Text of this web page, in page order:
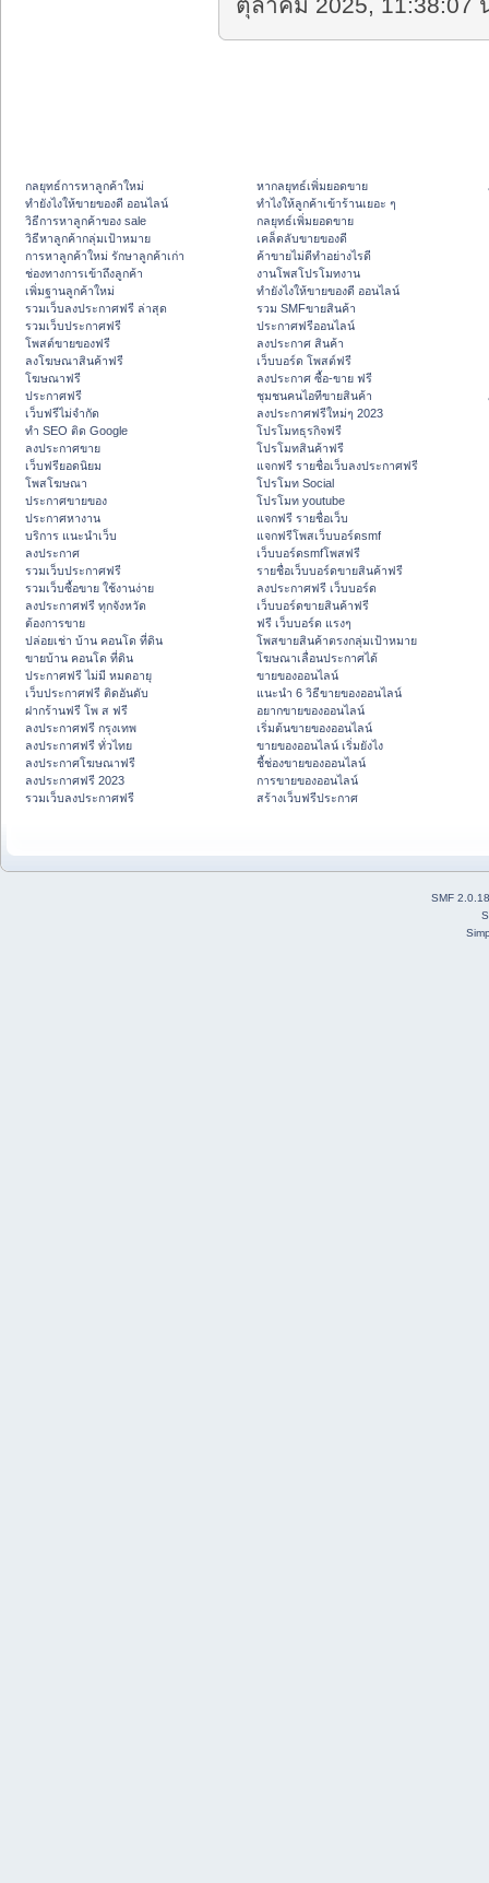
ตุลาคม 2025, 11:38:07
กลยุทธ์การหาลูกค้าใหม่
ทํายังไงให้ขายของดี ออนไลน์
วิธีการหาลูกค้าของ sale
วิธีหาลูกค้ากลุ่มเป้าหมาย
การหาลูกค้าใหม่ รักษาลูกค้าเก่า
ช่องทางการเข้าถึงลูกค้า
เพิ่มฐานลูกค้าใหม่
รวมเว็บลงประกาศฟรี ล่าสุด
รวมเว็บประกาศฟรี
โพสต์ขายของฟรี
ลงโฆษณาสินค้าฟรี
โฆษณาฟรี
ประกาศฟรี
เว็บฟรีไม่จำกัด
ทำ SEO ติด Google
ลงประกาศขาย
เว็บฟรียอดนิยม
โพสโฆษณา
ประกาศขายของ
ประกาศหางาน
บริการ แนะนำเว็บ
ลงประกาศ
รวมเว็บประกาศฟรี
รวมเว็บซื้อขาย ใช้งานง่าย
ลงประกาศฟรี ทุกจังหวัด
ต้องการขาย
ปล่อยเช่า บ้าน คอนโด ที่ดิน
ขายบ้าน คอนโด ที่ดิน
ประกาศฟรี ไม่มี หมดอายุ
เว็บประกาศฟรี ติดอันดับ
ฝากร้านฟรี โพ ส ฟรี
ลงประกาศฟรี กรุงเทพ
ลงประกาศฟรี ทั่วไทย
ลงประกาศโฆษณาฟรี
ลงประกาศฟรี 2023
รวมเว็บลงประกาศฟรี
หากลยุทธ์เพิ่มยอดขาย
ทําไงให้ลูกค้าเข้าร้านเยอะ ๆ
กลยุทธ์เพิ่มยอดขาย
เคล็ดลับขายของดี
ค้าขายไม่ดีทำอย่างไรดี
งานโพสโปรโมทงาน
ทํายังไงให้ขายของดี ออนไลน์
รวม SMFขายสินค้า
ประกาศฟรีออนไลน์
ลงประกาศ สินค้า
เว็บบอร์ด โพสต์ฟรี
ลงประกาศ ซื้อ-ขาย ฟรี
ชุมชนคนไอทีขายสินค้า
ลงประกาศฟรีใหม่ๆ 2023
โปรโมทธุรกิจฟรี
โปรโมทสินค้าฟรี
แจกฟรี รายชื่อเว็บลงประกาศฟรี
โปรโมท Social
โปรโมท youtube
แจกฟรี รายชื่อเว็บ
แจกฟรีโพสเว็บบอร์ดsmf
เว็บบอร์ดsmfโพสฟรี
รายชื่อเว็บบอร์ดขายสินค้าฟรี
ลงประกาศฟรี เว็บบอร์ด
เว็บบอร์ดขายสินค้าฟรี
ฟรี เว็บบอร์ด แรงๆ
โพสขายสินค้าตรงกลุ่มเป้าหมาย
โฆษณาเลื่อนประกาศได้
ขายของออนไลน์
แนะนำ 6 วิธีขายของออนไลน์
อยากขายของออนไลน์
เริ่มต้นขายของออนไลน์
ขายของออนไลน์ เริ่มยังไง
ชี้ช่องขายของออนไลน์
การขายของออนไลน์
สร้างเว็บฟรีประกาศ
SMF 2.0.18